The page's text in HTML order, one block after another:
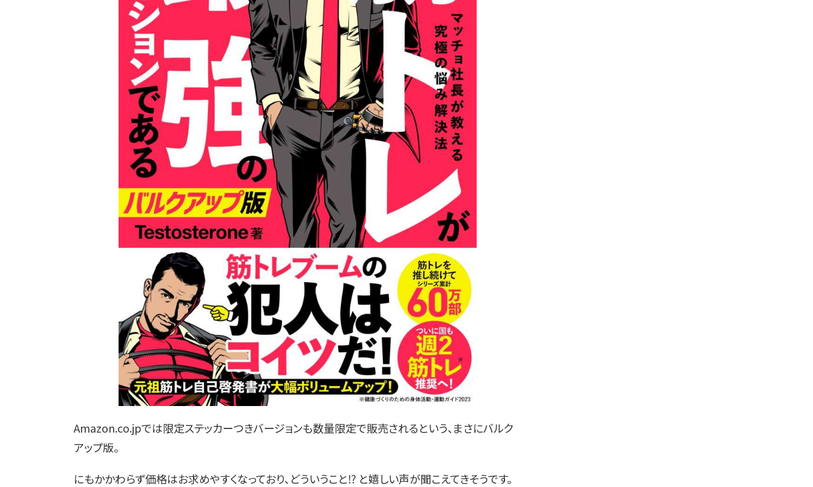
Amazon.co.jpでは限定ステッカーつきバージョンも数量限定で販売されるという、まさにバルク
アップ版。
にもかかわらず価格はお求めやすくなっており、どういうこと⁉ と嬉しい声が聞こえてきそうです。